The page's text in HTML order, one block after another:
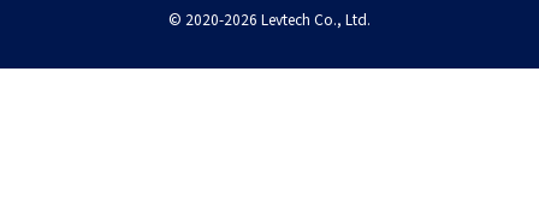
© 2020-2026 Levtech Co., Ltd.